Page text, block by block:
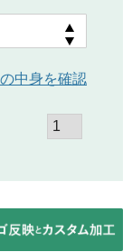
中身を確認